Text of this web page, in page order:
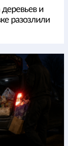
и
разозлили